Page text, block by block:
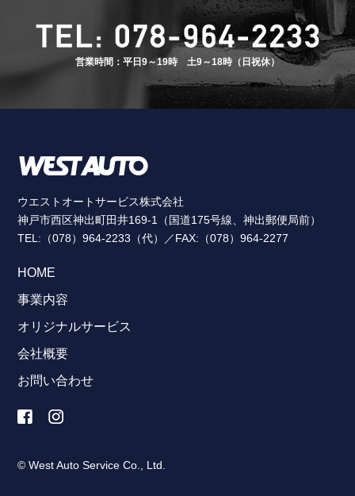
営業時間：平日9～19時 土9～18時（日祝休）
ウエストオートサービス株式会社
神戸市西区神出町田井169-1（国道175号線、神出郵便局前）
TEL:（078）964-2233（代）／FAX:（078）964-2277
HOME
事業内容
オリジナルサービス
会社概要
お問い合わせ
© West Auto Service Co., Ltd.